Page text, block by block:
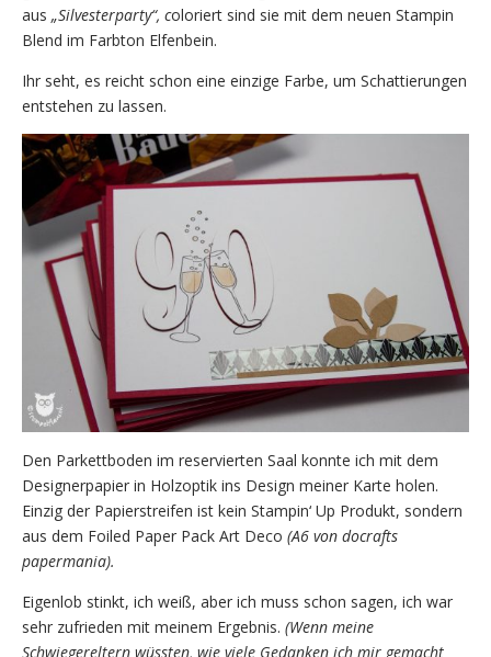
aus „Silvesterparty“, coloriert sind sie mit dem neuen Stampin
Blend im Farbton Elfenbein.
Ihr seht, es reicht schon eine einzige Farbe, um Schattierungen
entstehen zu lassen.
Den Parkettboden im reservierten Saal konnte ich mit dem
Designerpapier in Holzoptik ins Design meiner Karte holen.
Einzig der Papierstreifen ist kein Stampin‘ Up Produkt, sondern
aus dem Foiled Paper Pack Art Deco (A6 von docrafts
papermania).
Eigenlob stinkt, ich weiß, aber ich muss schon sagen, ich war
sehr zufrieden mit meinem Ergebnis. (Wenn meine
Schwiegereltern wüssten, wie viele Gedanken ich mir gemacht